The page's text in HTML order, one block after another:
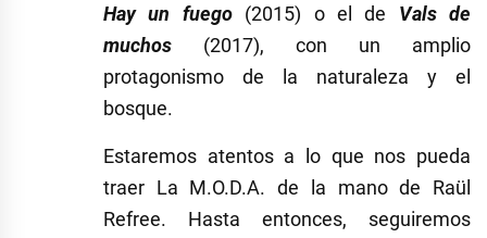
Hay un fuego(2015) o el de Vals de
muchos (2017), con un amplio
protagonismo de la naturaleza y el
bosque.
Estaremos atentos a lo que nos pueda
traer La M.O.D.A. de la mano de Raül
Refree. Hasta entonces, seguiremos